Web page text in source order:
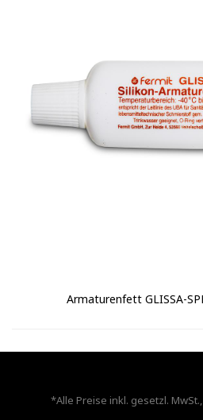
Armaturenfett GLISSA-
*Alle Preise inkl. gesetzl.